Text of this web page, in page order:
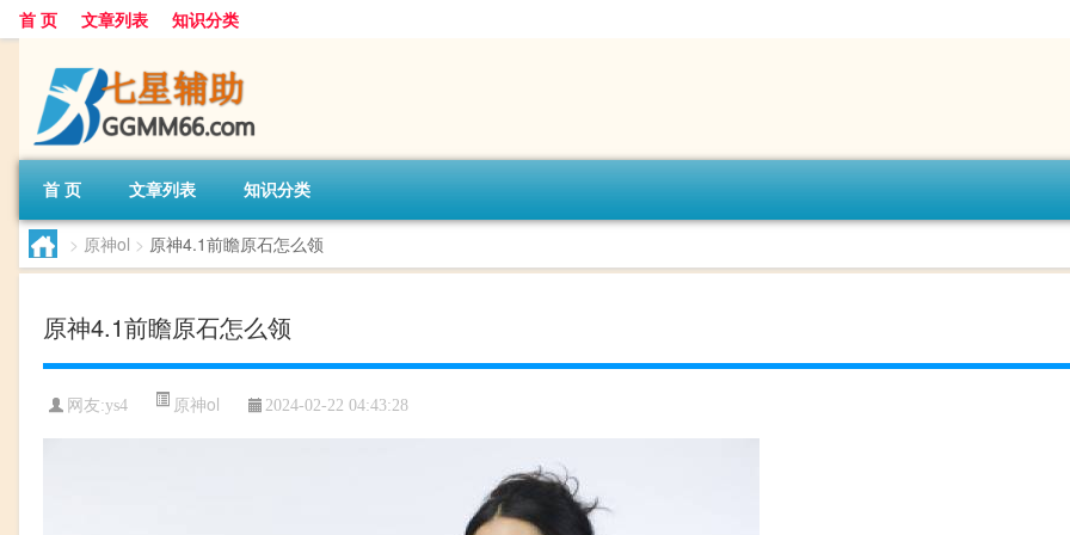
首 页 文章列表 知识分类
首 页 文章列表 知识分类
> 原神ol > 原神4.1前瞻原石怎么领
原神4.1前瞻原石怎么领
网友:ys4 原神ol 2024-02-22 04:43:28